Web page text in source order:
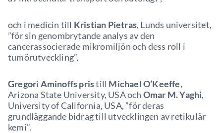
och i medicin till Kristian Pietras, Lunds universitet,
”för sin genombrytande analys av den
cancerassocierade mikromiljön och dess roll i
tumörutveckling”,
Gregori Aminoffs pristill Michael O’Keeffe,
Arizona State University, USA och Omar M. Yaghi,
University of California, USA, ”för deras
grundläggande bidrag till utvecklingen av retikulär
kemi”.